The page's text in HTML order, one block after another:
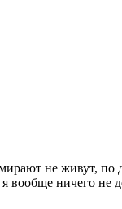
не живут, по
вообще ничего